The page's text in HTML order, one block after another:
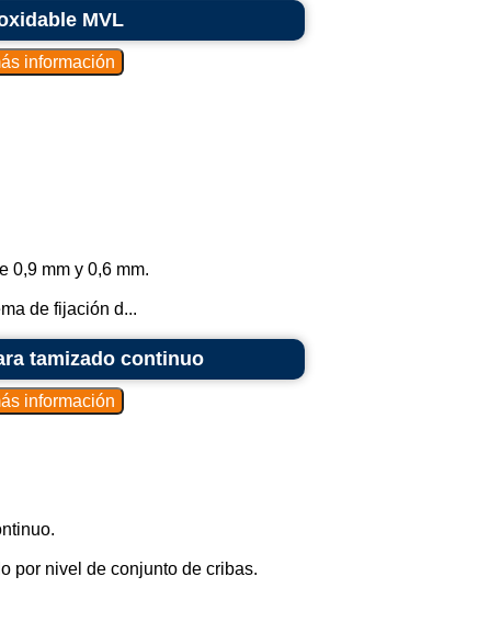
MVL
0,9 mm y 0,6 mm.
de fijación d...
tamizado continuo
por nivel de conjunto de cribas.